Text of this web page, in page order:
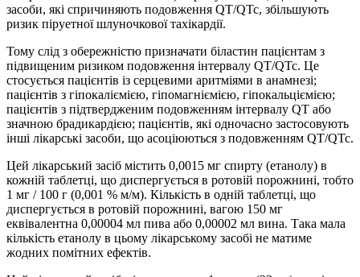
засоби, які спричиняють подовження QT/QTc, збільшують
ризик піруетної шлуночкової тахікардії.
Тому слід з обережністю призначати біластин пацієнтам з
підвищеним ризиком подовження інтервалу QT/QTc. Це
стосується пацієнтів із серцевими аритміями в анамнезі;
пацієнтів з гіпокаліємією, гіпомагніємією, гіпокальціємією;
пацієнтів з підтвердженим подовженням інтервалу QT або
значною брадикардією; пацієнтів, які одночасно застосовують
інші лікарські засоби, що асоціюються з подовженням QT/QTc.
Цей лікарський засіб містить 0,0015 мг спирту (етанолу) в
кожній таблетці, що диспергується в ротовій порожнині, тобто
1 мг / 100 г (0,001 % м/м). Кількість в одній таблетці, що
диспергується в ротовій порожнині, вагою 150 мг
еквівалентна 0,00004 мл пива або 0,00002 мл вина. Така мала
кількість етанолу в цьому лікарському засобі не матиме
жодних помітних ефектів.